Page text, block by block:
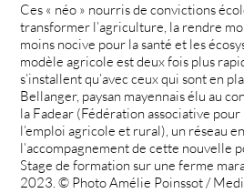
Ces « néo » nourris de convictions
transformer l’agriculture, la rendre
moins nocive pour la santé et les
modèle agricole est deux fois plus
s’installent qu’avec ceux qui sont en
Bellanger, paysan mayennais élu au
la Fadear (Fédération associative
l’emploi agricole et rural), un réseau
l’accompagnement de cette nouvelle
Stage de formation sur une ferme
2023. © Photo Amélie Poinssot /